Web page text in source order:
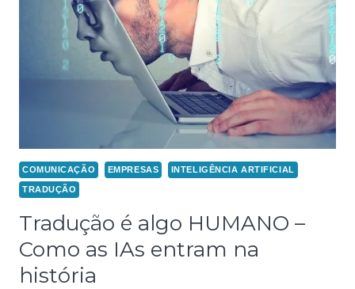
COMUNICAÇÃO EMPRESAS INTELIGÊNCIA ARTIFICIAL
TRADUÇÃO
Tradução é algo HUMANO –
Como as IAs entram na
história